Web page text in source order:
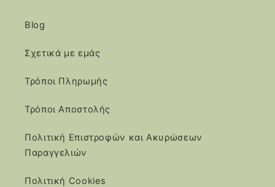
Blog
Σχετικά με εμάς
Τρόποι Πληρωμής
Τρόποι Αποστολής
Πολιτική Επιστροφών και Ακυρώσεων
Παραγγελιών
Πολιτική Cookies